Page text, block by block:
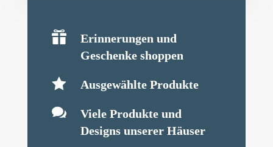

Erinnerungen und
Geschenke shoppen
 Ausgewählte Produkte

Viele Produkte und
Designs unserer Häuser